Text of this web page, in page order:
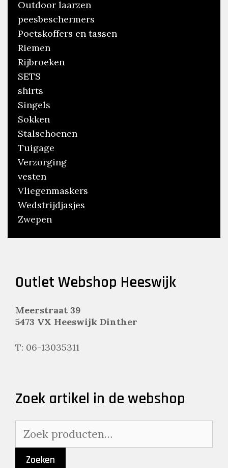
Outdoor laarzen
peesbeschermers
Poetskoffers en tassen
Riemen
Rijbroeken
SETS
shirts
Singels
Sokken
Stalschoenen
Tuigage
Verzorging
vesten
Vliegenmaskers
Wedstrijdjasjes
Zwepen
Outlet Webshop Heeswijk
Meerstraat 39
5473 VX Heeswijk Dinther
T: 06-13035311
Zoek artikel in de webshop
naar:
Zoeken